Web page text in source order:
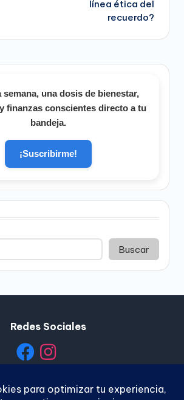
línea ética del
recuerdo?
semana, una dosis de bienestar,
finanzas conscientes directo a tu
bandeja.
¡Suscribirme!
Buscar
Redes Sociales